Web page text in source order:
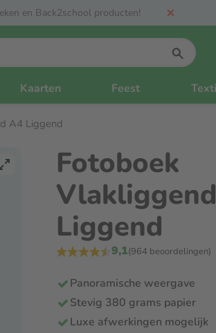
en Back2school producten!
Kaarten Feest
A4 Liggend
Fotoboek
Liggend
9,1(964 beoordelingen)
Panoramische weergave
Stevig 380 grams papier
Luxe afwerkingen mogelijk